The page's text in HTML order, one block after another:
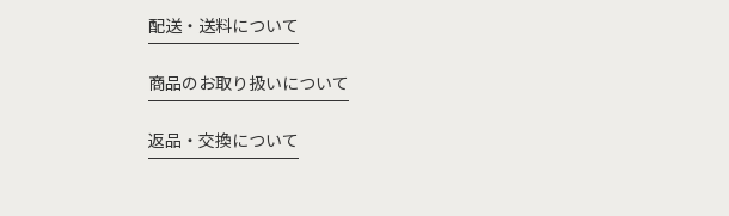
配送・送料について
商品のお取り扱いについて
返品・交換について